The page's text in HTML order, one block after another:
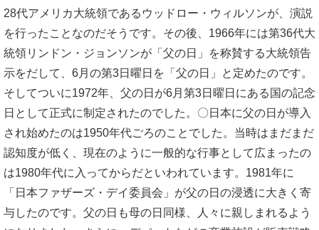
28代アメリカ大統領であるウッドロー・ウィルソンが、演説
を行ったことなのだそうです。その後、1966年には第36代大
統領リンドン・ジョンソンが「父の日」を称賛する大統領告
示をだして、6月の第3日曜日を「父の日」と定めたのです。
そしてついに1972年、父の日が6月第3日曜日にある国の記念
日として正式に制定されたのでした。〇日本に父の日が導入
され始めたのは1950年代ごろのことでした。当時はまだまだ
認知度が低く、現在のように一般的な行事として広まったの
は1980年代に入ってからだといわれています。1981年に
「日本ファザーズ・デイ委員会」が父の日の浸透に大きく寄
与したのです。父の日も母の日同様、人々に親しまれるよう